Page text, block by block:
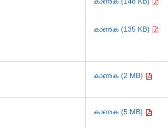
കാണുക (135 KB)
കാണുക (2 MB)
കാണുക (5 MB)